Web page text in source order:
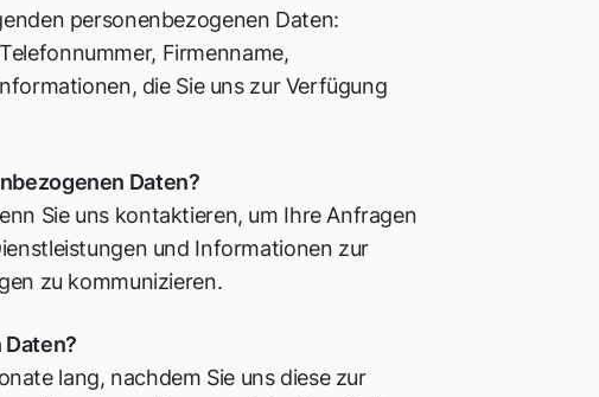
personenbezogenen Daten:
Firmenname,
die Sie uns zur Verfügung
Daten?
Sie uns kontaktieren, um Ihre Anfragen
und Informationen zur
zu kommunizieren.
lang, nachdem Sie uns diese zur